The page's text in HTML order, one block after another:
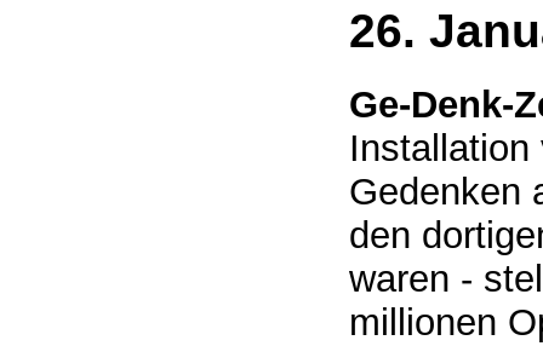
26.
Ge-Denk-
Installation
Gedenken
den
waren -
millionen